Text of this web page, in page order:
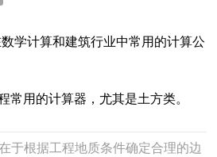
学计算和建筑行业中常用的计算公
常用的计算器，尤其是土方类。
于根据工程地质条件确定合理的边